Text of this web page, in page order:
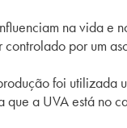
na vida e
por um
foi
a UVA está no